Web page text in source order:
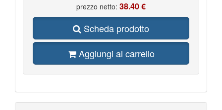
prezzo netto: 38.40 €
Scheda prodotto
Aggiungi al carrello